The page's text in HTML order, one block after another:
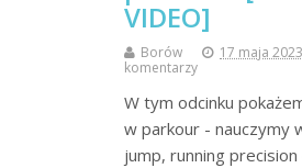
VIDEO]
Borów 17 maja 2023
komentarzy
W tym odcinku
w parkour - nauczymy
jump, running